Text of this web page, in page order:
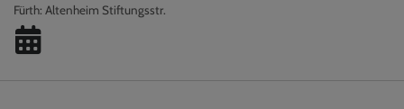
Fürth Altenheim Stiftungsstr.